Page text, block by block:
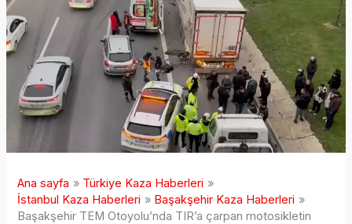
Ana sayfa
Türkiye Kaza Haberleri
İstanbul Kaza Haberleri
Başakşehir Kaza Haberleri
Başakşehir TEM Otoyolu’nda TIR’a çarpan motosikletin